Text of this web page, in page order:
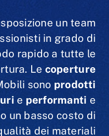
un team
in grado di
rapido a tutte le
Le coperture
sono prodotti
e performanti e
un basso costo di
dei materiali